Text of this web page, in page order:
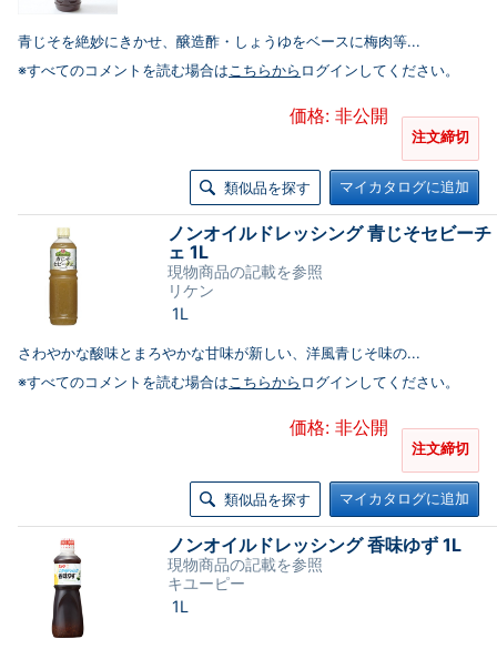
青じそを絶妙にきかせ、醸造酢・しょうゆをベースに梅肉等...
※すべてのコメントを読む場合はこちらから ログインしてください。
価格: 非公開
注文締切
類似品を探す マイカタログに追加
ノンオイルドレッシング 青じそセビーチ
ェ 1L
現物商品の記載を参照
リケン
1L
さわやかな酸味とまろやかな甘味が新しい、洋風青じそ味の...
※すべてのコメントを読む場合はこちらから ログインしてください。
価格: 非公開
注文締切
類似品を探す マイカタログに追加
ノンオイルドレッシング 香味ゆず 1L
現物商品の記載を参照
キユーピー
1L